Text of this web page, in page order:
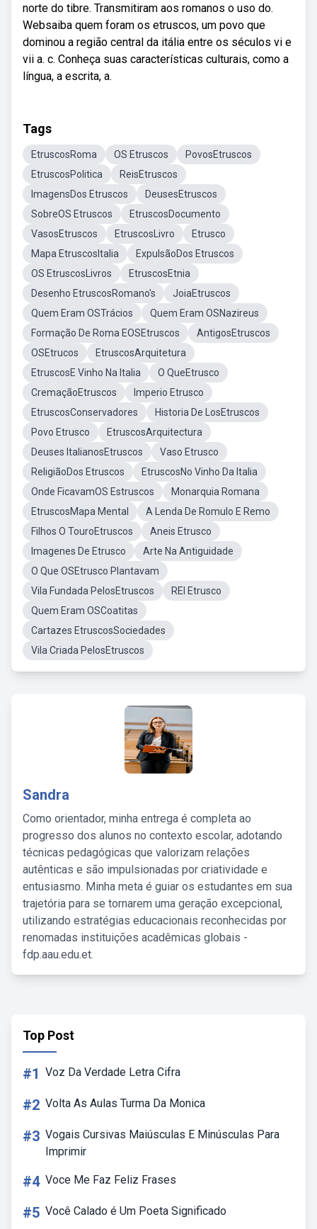
norte do tibre. Transmitiram aos romanos o uso do.
Websaiba quem foram os etruscos, um povo que
dominou a região central da itália entre os séculos vi e
vii a. c. Conheça suas características culturais, como a
língua, a escrita, a.
Tags
EtruscosRoma OS Etruscos
PovosEtruscos
EtruscosPolitica
ReisEtruscos
ImagensDos Etruscos
DeusesEtruscos
SobreOS Etruscos
EtruscosDocumento
VasosEtruscos
EtruscosLivro
Etrusco
Mapa EtruscosItalia
ExpulsãoDos Etruscos
OS EtruscosLivros
EtruscosEtnia
Desenho EtruscosRomano's
JoiaEtruscos
Quem Eram OSTrácios
Quem Eram OSNazireus
Formação De Roma EOSEtruscos
AntigosEtruscos
OSEtrucos
EtruscosArquitetura
EtruscosE Vinho Na Italia
O QueEtrusco
CremaçãoEtruscos
Imperio Etrusco
EtruscosConservadores
Historia De LosEtruscos
Povo Etrusco
EtruscosArquitectura
Deuses ItalianosEtruscos
Vaso Etrusco
ReligiãoDos Etruscos
EtruscosNo Vinho Da Italia
Onde FicavamOS Estruscos
Monarquia Romana
EtruscosMapa Mental
A Lenda De Romulo E Remo
Filhos O TouroEtruscos
Aneis Etrusco
Imagenes De Etrusco
Arte Na Antiguidade
O Que OSEtrusco Plantavam
Vila Fundada PelosEtruscos
REI Etrusco
Quem Eram OSCoatitas
Cartazes EtruscosSociedades
Vila Criada PelosEtruscos
Sandra
Como orientador, minha entrega é completa ao
progresso dos alunos no contexto escolar, adotando
técnicas pedagógicas que valorizam relações
autênticas e são impulsionadas por criatividade e
entusiasmo. Minha meta é guiar os estudantes em sua
trajetória para se tornarem uma geração excepcional,
utilizando estratégias educacionais reconhecidas por
renomadas instituições acadêmicas globais -
fdp.aau.edu.et.
Top Post
#1 Voz Da Verdade Letra Cifra
#2 Volta As Aulas Turma Da Monica
#3 Vogais Cursivas Maiúsculas E Minúsculas Para
Imprimir
#4 Voce Me Faz Feliz Frases
#5 Você Calado é Um Poeta Significado